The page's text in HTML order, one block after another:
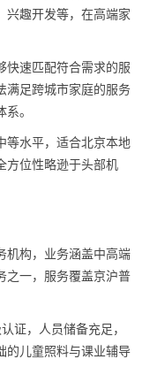
兴趣开发等，在高端家
快速匹配符合需求的服
满足跨城市家庭的服务
。
等水平，适合北京本地
方位性略逊于头部机
机构，业务涵盖中高端
之一，服务覆盖京沪普
证，人员储备充足，
的儿童照料与课业辅导